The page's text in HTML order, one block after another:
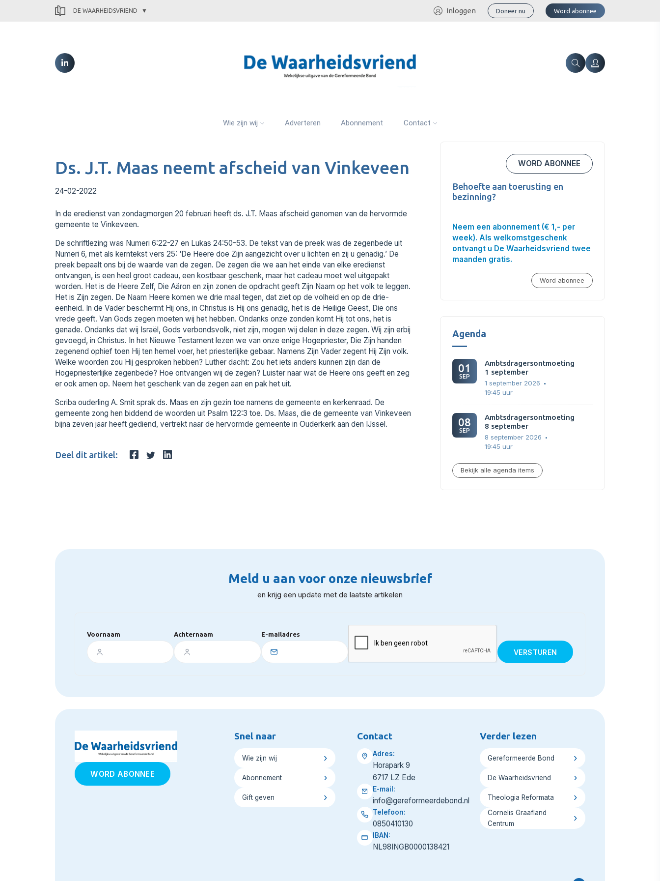
DE WAARHEIDSVRIEND Inloggen Doneer nu Word abonnee
Wie zijn wij Adverteren Abonnement Contact
Ds. J.T. Maas neemt afscheid van Vinkeveen
24-02-2022
In de eredienst van zondagmorgen 20 februari heeft ds. J.T. Maas afscheid genomen van de hervormde
gemeente te Vinkeveen.
De schriftlezing was Numeri 6:22-27 en Lukas 24:50-53. De tekst van de preek was de zegenbede uit
Numeri 6, met als kerntekst vers 25: ‘De Heere doe Zijn aangezicht over u lichten en zij u genadig.’ De
preek bepaalt ons bij de waarde van de zegen. De zegen die we aan het einde van elke eredienst
ontvangen, is een heel groot cadeau, een kostbaar geschenk, maar het cadeau moet wel uitgepakt
worden. Het is de Heere Zelf, Die Aäron en zijn zonen de opdracht geeft Zijn Naam op het volk te leggen.
Het is Zijn zegen. De Naam Heere komen we drie maal tegen, dat ziet op de volheid en op de drie-
eenheid. In de Vader beschermt Hij ons, in Christus is Hij ons genadig, het is de Heilige Geest, Die ons
vrede geeft. Van Gods zegen moeten wij het hebben. Ondanks onze zonden komt Hij tot ons, het is
genade. Ondanks dat wij Israël, Gods verbondsvolk, niet zijn, mogen wij delen in deze zegen. Wij zijn erbij
gevoegd, in Christus. In het Nieuwe Testament lezen we van onze enige Hogepriester, Die Zijn handen
zegenend ophief toen Hij ten hemel voer, het priesterlijke gebaar. Namens Zijn Vader zegent Hij Zijn volk.
Welke woorden zou Hij gesproken hebben? Luther dacht: Zou het iets anders kunnen zijn dan de
Hogepriesterlijke zegenbede? Hoe ontvangen wij de zegen? Luister naar wat de Heere ons geeft en zeg
er ook amen op. Neem het geschenk van de zegen aan en pak het uit.
Scriba ouderling A. Smit sprak ds. Maas en zijn gezin toe namens de gemeente en kerkenraad. De
gemeente zong hen biddend de woorden uit Psalm 122:3 toe. Ds. Maas, die de gemeente van Vinkeveen
bijna zeven jaar heeft gediend, vertrekt naar de hervormde gemeente in Ouderkerk aan den IJssel.
Deel dit artikel:
WORD ABONNEE
Behoefte aan toerusting en
bezinning?
Neem een abonnement (€ 1,- per
week). Als welkomstgeschenk
ontvangt u De Waarheidsvriend twee
maanden gratis.
Word abonnee
Agenda
01
SEP
Ambtsdragersontmoeting
1 september
1 september 2026
19:45 uur
08
SEP
Ambtsdragersontmoeting
8 september
8 september 2026
19:45 uur
Bekijk alle agenda items
Meld u aan voor onze nieuwsbrief
en krijg een update met de laatste artikelen
Voornaam Achternaam E-mailadres
WORD ABONNEE
Snel naar
Wie zijn wij
Abonnement
Gift geven
Contact
Adres:
Horapark 9
6717 LZ Ede
E-mail:
info@gereformeerdebond.nl
Telefoon:
0850410130
IBAN:
NL98INGB0000138421
Verder lezen
Gereformeerde Bond
De Waarheidsvriend
Theologia Reformata
Cornelis Graafland
Centrum